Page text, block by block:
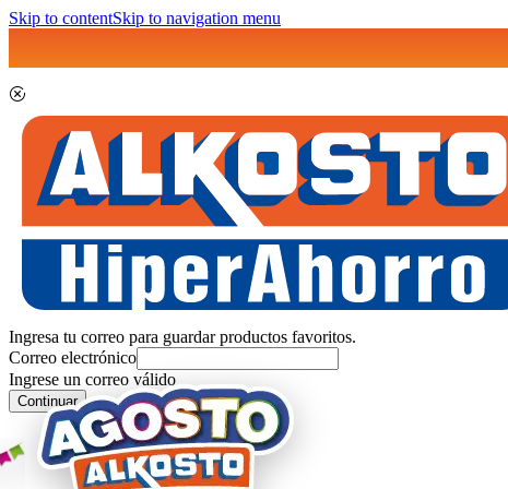
Skip to contentSkip to navigation menu
Ingresa tu correo para guardar productos favoritos.
Correo electrónico
Ingrese un correo válido
Continuar